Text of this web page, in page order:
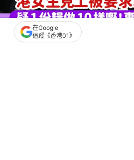
撰文：可樂米
在Google
追蹤《香港01》